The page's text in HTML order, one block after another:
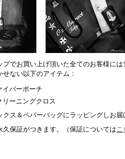
プでお買い上げ頂いた全てのお客様に
ない以下のアイテム：
イバーポーチ
リーニングクロス
ス＆ペパーバッグにラッピングしお届
久保証がつきます。（保証についてはこ